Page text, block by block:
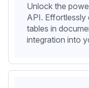
Unlock the
API. Effortlessly
tables in
integration into